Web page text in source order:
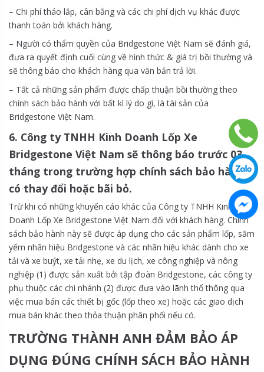
– Chi phí tháo lắp, cân bằng và các chi phí dịch vụ khác được
thanh toán bởi khách hàng.
– Người có thẩm quyền của Bridgestone Việt Nam sẽ đánh giá,
đưa ra quyết định cuối cùng về hình thức & giá trị bồi thường và
sẽ thông báo cho khách hàng qua văn bản trả lời.
– Tất cả những sản phẩm được chấp thuận bồi thường theo
chính sách bảo hành với bất kì lý do gì, là tài sản của
Bridgestone Việt Nam.
6. Công ty TNHH Kinh Doanh Lốp Xe
Bridgestone Việt Nam sẽ thông báo trước 03
tháng trong trường hợp chính sách bảo hành
có thay đổi hoặc bãi bỏ.
Trừ khi có những khuyến cáo khác của Công ty TNHH Kinh
Doanh Lốp Xe Bridgestone Việt Nam đối với khách hàng. Chính
sách bảo hành này sẽ được áp dụng cho các sản phẩm lốp, săm
yếm nhãn hiệu Bridgestone và các nhãn hiệu khác dành cho xe
tải và xe buýt, xe tải nhẹ, xe du lịch, xe công nghiệp và nông
nghiệp (1) được sản xuất bởi tập đoàn Bridgestone, các công ty
phụ thuộc các chi nhánh (2) được đưa vào lãnh thổ thông qua
việc mua bán các thiết bị gốc (lốp theo xe) hoặc các giao dịch
mua bán khác theo thỏa thuận phân phối nếu có.
TRƯỜNG THÀNH ANH ĐẢM BẢO ÁP
DỤNG ĐÚNG CHÍNH SÁCH BẢO HÀNH